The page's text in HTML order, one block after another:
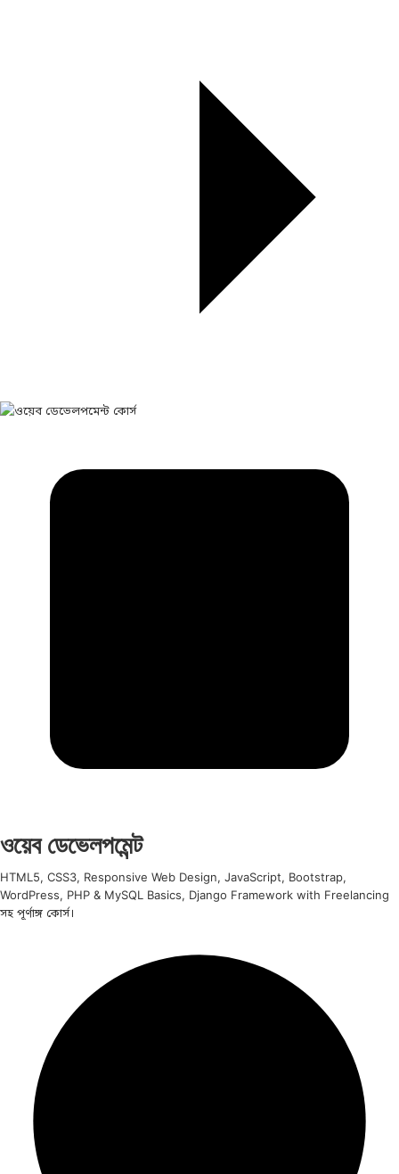
ওয়েব ডেভেলপমেন্ট
HTML5, CSS3, Responsive Web Design, JavaScript, Bootstrap,
WordPress, PHP & MySQL Basics, Django Framework with Freelancing
সহ পূর্ণাঙ্গ কোর্স।